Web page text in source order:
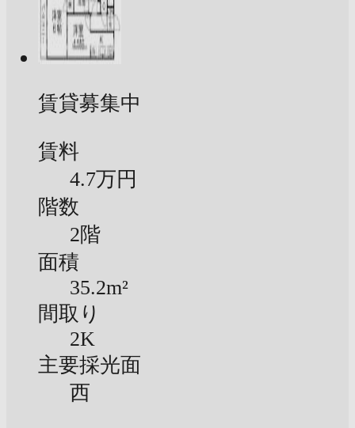
賃貸募集中
賃料
4.7万円
階数
2階
面積
35.2m²
間取り
2K
主要採光面
西